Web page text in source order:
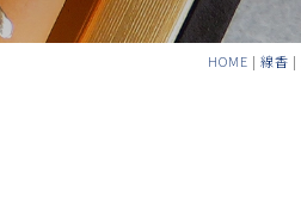
HOME | 線香 |